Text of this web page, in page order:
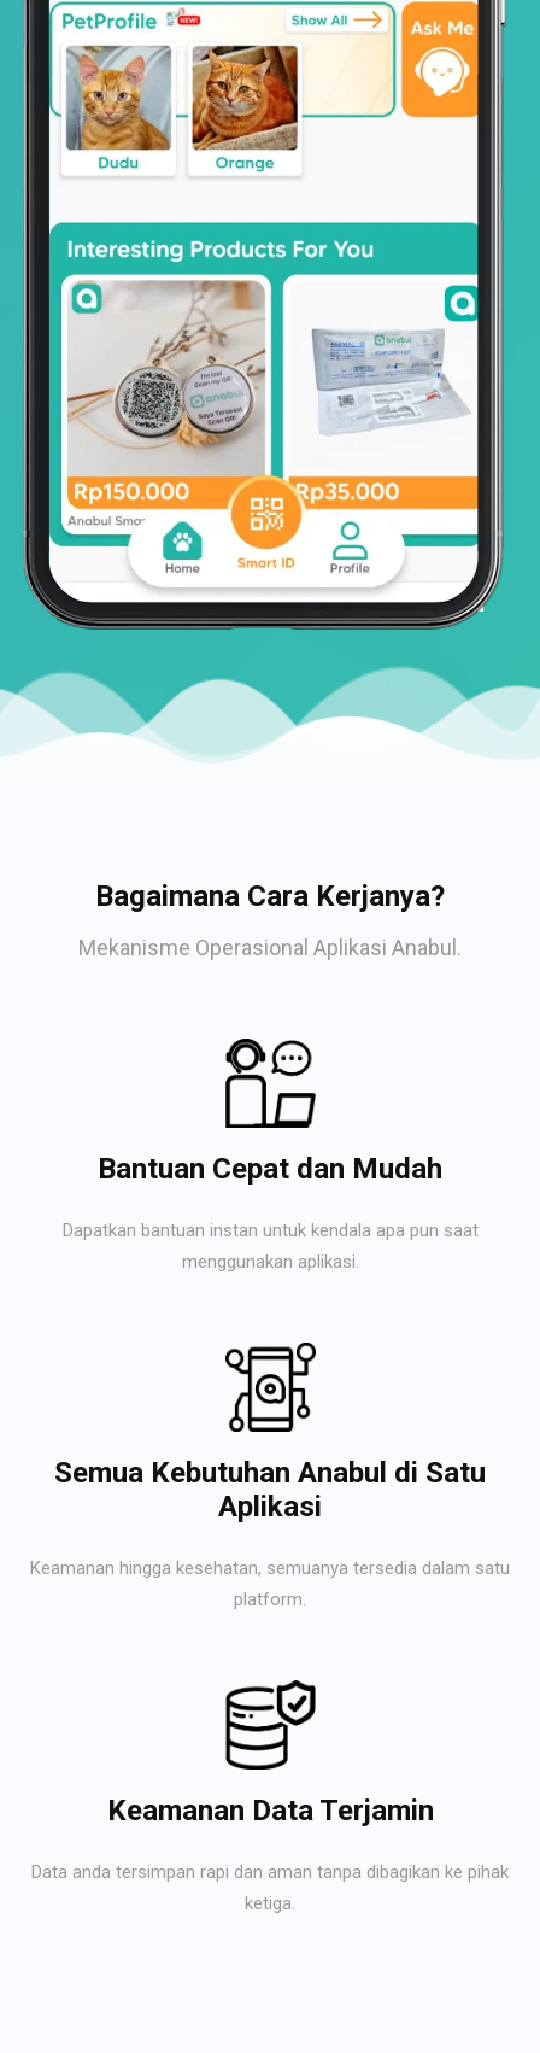
Bagaimana Cara Kerjanya?
Mekanisme Operasional Aplikasi Anabul.
Bantuan Cepat dan Mudah
Dapatkan bantuan instan untuk kendala apa pun saat
menggunakan aplikasi.
Semua Kebutuhan Anabul di Satu
Aplikasi
Keamanan hingga kesehatan, semuanya tersedia dalam satu
platform.
Keamanan Data Terjamin
Data anda tersimpan rapi dan aman tanpa dibagikan ke pihak
ketiga.